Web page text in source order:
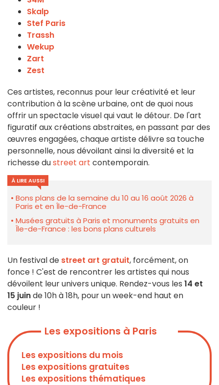
Skalp
Stef Paris
Trassh
Wekup
Zart
Zest
Ces artistes, reconnus pour leur créativité et leur
contribution à la scène urbaine, ont de quoi nous
offrir un spectacle visuel qui vaut le détour. De l'art
figuratif aux créations abstraites, en passant par des
œuvres engagées, chaque artiste délivre sa touche
personnelle, nous dévoilant ainsi la diversité et la
richesse dustreet art contemporain.
À LIRE AUSSI
Bons plans de la semaine du 10 au 16 août 2026 à
Paris et en Île-de-France
Musées gratuits à Paris et monuments gratuits en
Île-de-France : les bons plans culturels
Un festival de street art gratuit, forcément, on
fonce ! C'est de rencontrer les artistes qui nous
dévoilent leur univers unique. Rendez-vous les 14 et
15 juinde 10h à 18h, pour un week-end haut en
couleur !
Les expositions à Paris
Les expositions du mois
Les expositions gratuites
Les expositions thématiques